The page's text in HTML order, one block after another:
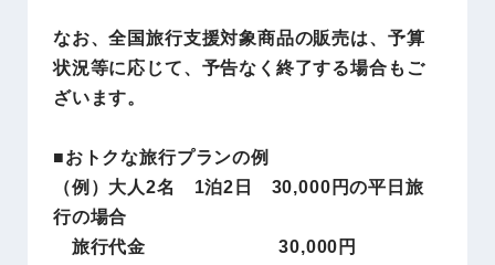
なお、全国旅行支援対象商品の販売は、予算
状況等に応じて、予告なく終了する場合もご
ざいます。
■おトクな旅行プランの例
（例）大人2名 1泊2日 30,000円の平日旅
行の場合
旅行代金 30,000円